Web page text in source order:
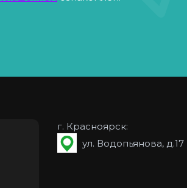
г. Красноярск:
ул. Водопьянова, д.17